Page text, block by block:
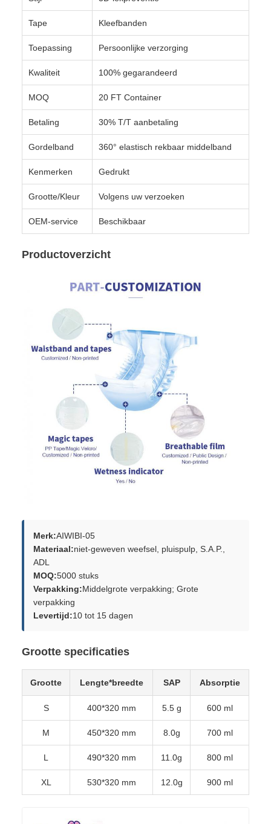
Tape Kleefbanden
Toepassing Persoonlijke verzorging
Kwaliteit 100% gegarandeerd
MOQ 20 FT Container
Betaling 30% T/T aanbetaling
Gordelband 360° elastisch rekbaar middelband
Kenmerken Gedrukt
Grootte/Kleur Volgens uw verzoeken
OEM-service Beschikbaar
Productoverzicht
Merk:AIWIBI-05
Materiaal:niet-geweven weefsel, pluispulp, S.A.P.,
ADL
MOQ:5000 stuks
Verpakking:Middelgrote verpakking; Grote
verpakking
Levertijd:10 tot 15 dagen
Grootte specificaties
Grootte Lengte*breedte SAP Absorptie
S 400*320 mm 5.5 g 600 ml
M 450*320 mm 8.0g 700 ml
L 490*320 mm 11.0g 800 ml
XL 530*320 mm 12.0g 900 ml